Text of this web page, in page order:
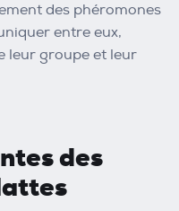
des phéromones
entre eux,
leur groupe et leur
des